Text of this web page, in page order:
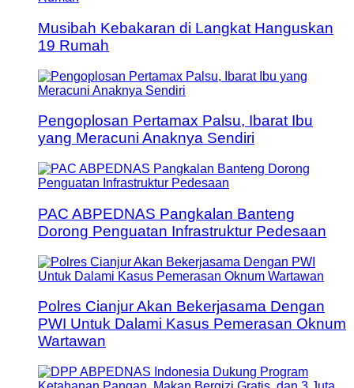
Musibah Kebakaran di Langkat Hanguskan
19 Rumah
Pengoplosan Pertamax Palsu, Ibarat Ibu
yang Meracuni Anaknya Sendiri
PAC ABPEDNAS Pangkalan Banteng
Dorong Penguatan Infrastruktur Pedesaan
Polres Cianjur Akan Bekerjasama Dengan
PWI Untuk Dalami Kasus Pemerasan Oknum
Wartawan